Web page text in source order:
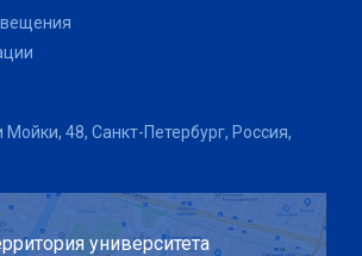
48, Санкт-Петербург, Россия,
университета